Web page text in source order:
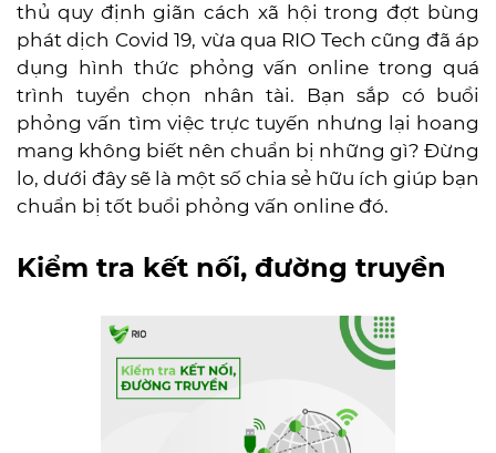
thủ quy định giãn cách xã hội trong đợt bùng
phát dịch Covid 19, vừa qua RIO Tech cũng đã áp
dụng hình thức phỏng vấn online trong quá
trình tuyển chọn nhân tài. Bạn sắp có buổi
phỏng vấn tìm việc trực tuyến nhưng lại hoang
mang không biết nên chuẩn bị những gì? Đừng
lo, dưới đây sẽ là một số chia sẻ hữu ích giúp bạn
chuẩn bị tốt buổi phỏng vấn online đó.
Kiểm tra kết nối, đường truyền